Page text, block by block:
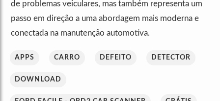
de problemas veiculares, mas também representa um
passo em direção a uma abordagem mais moderna e
conectada na manutenção automotiva.
APPS CARRO DEFEITO DETECTOR
DOWNLOAD